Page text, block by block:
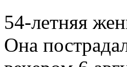
54-летняя
Она